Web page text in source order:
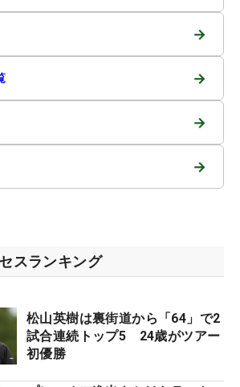
→
→
→
→
スランキング
松山英樹は裏街道から「64」で2
試合連続トップ5 24歳がツアー
初優勝